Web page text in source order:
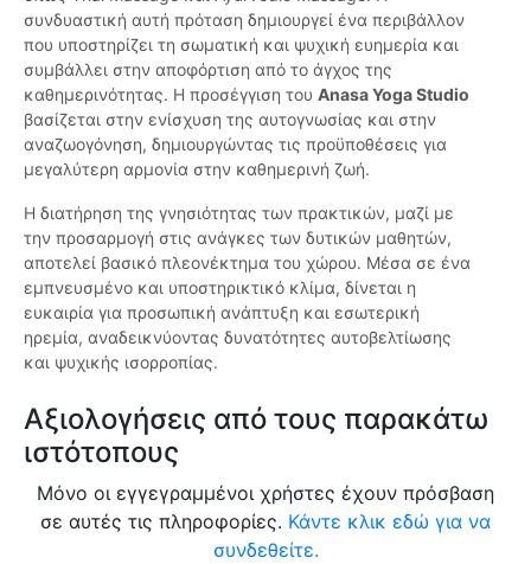
συνδυαστική αυτή πρόταση δημιουργεί ένα περιβάλλον
που υποστηρίζει τη σωματική και ψυχική ευημερία και
συμβάλλει στην αποφόρτιση από το άγχος της
καθημερινότητας. Η προσέγγιση του Anasa Yoga Studio
βασίζεται στην ενίσχυση της αυτογνωσίας και στην
αναζωογόνηση, δημιουργώντας τις προϋποθέσεις για
μεγαλύτερη αρμονία στην καθημερινή ζωή.
Η διατήρηση της γνησιότητας των πρακτικών, μαζί με
την προσαρμογή στις ανάγκες των δυτικών μαθητών,
αποτελεί βασικό πλεονέκτημα του χώρου. Μέσα σε ένα
εμπνευσμένο και υποστηρικτικό κλίμα, δίνεται η
ευκαιρία για προσωπική ανάπτυξη και εσωτερική
ηρεμία, αναδεικνύοντας δυνατότητες αυτοβελτίωσης
και ψυχικής ισορροπίας.
Αξιολογήσεις από τους παρακάτω
ιστότοπους
Μόνο οι εγγεγραμμένοι χρήστες έχουν πρόσβαση
σε αυτές τις πληροφορίες. Κάντε κλικ εδώ για να
συνδεθείτε.